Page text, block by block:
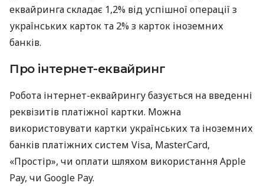
еквайринга складає 1,2% від успішної операції з
українських карток та 2% з карток іноземних
банків.
Про інтернет-еквайринг
Робота інтернет-еквайрингу базується на введенні
реквізитів платіжної картки. Можна
використовувати картки українських та іноземних
банків платіжних систем Visa, MasterCard,
«Простір», чи оплати шляхом використання Apple
Pay, чи Google Pay.